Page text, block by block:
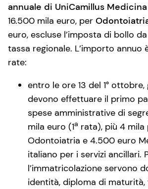
annuale di UniCamillus
16.500 mila euro, per
euro, escluse l’imposta di bollo
tassa regionale. L’importo annuo
rate:
entro le ore 13 del 1°
devono effettuare il primo
spese amministrative di
mila euro (1a rata), più 4 mila
Odontoiatria e 4.500 euro
italiano per i servizi ancillari.
l’immatricolazione servono
identità, diploma di maturità,